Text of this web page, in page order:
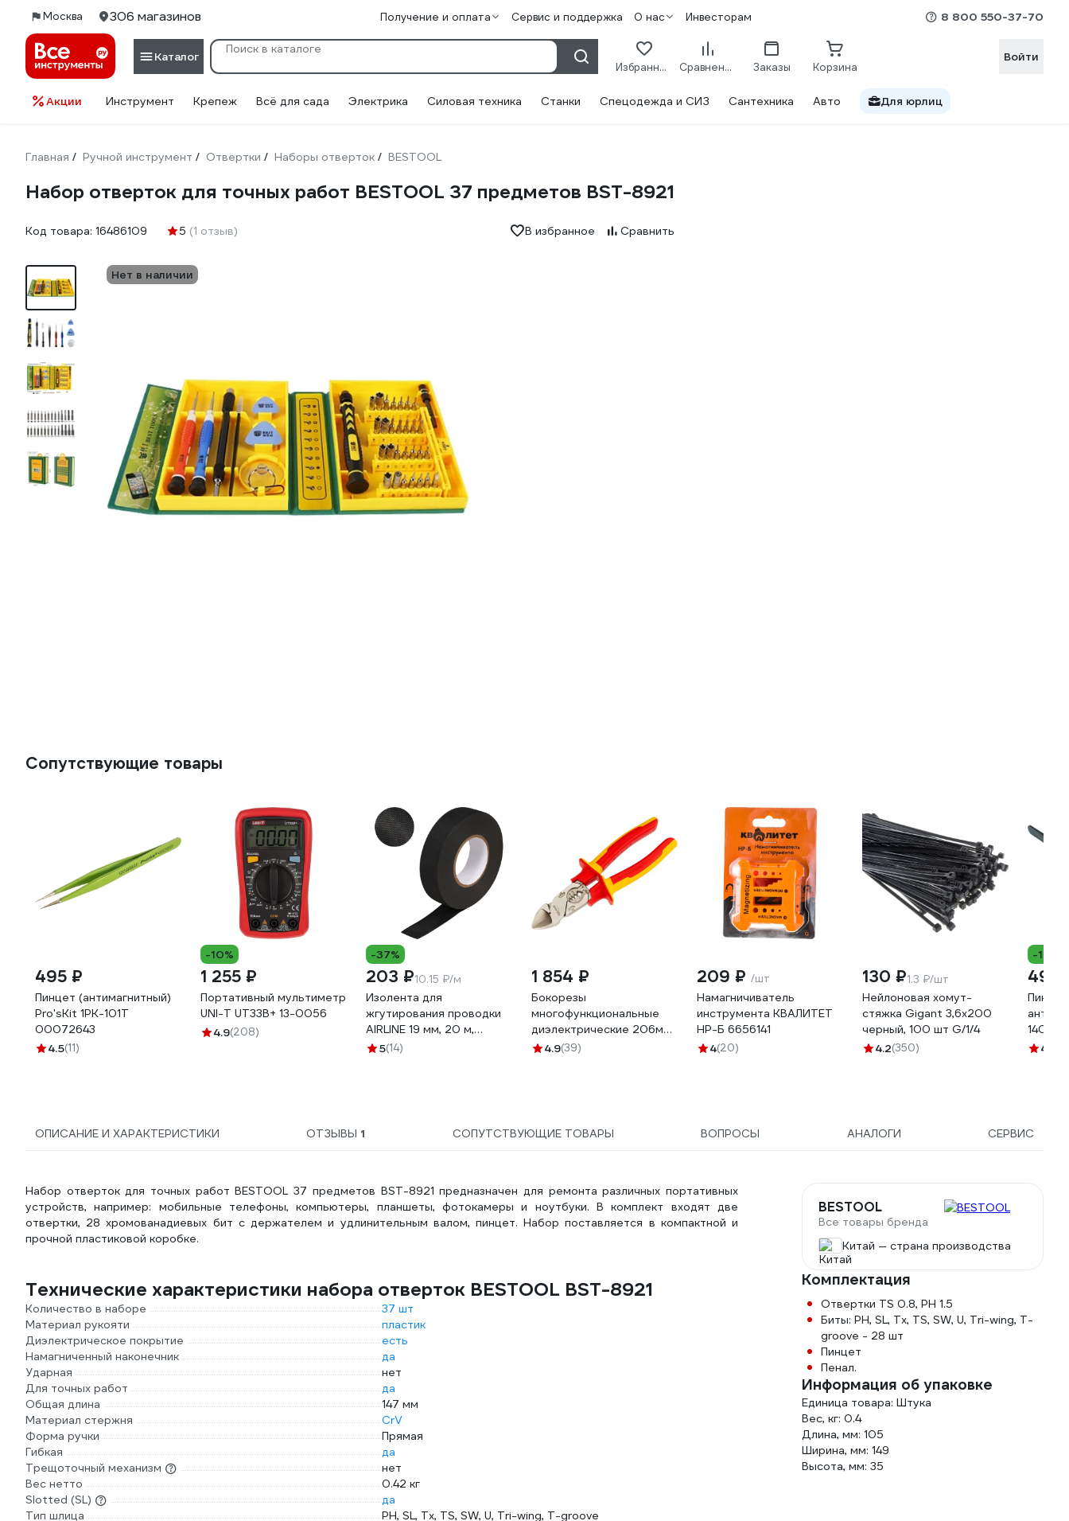
Москва 306 магазинов Получение и оплата Сервис и поддержка О нас Инвесторам 8 800 550-37-70
Каталог
Избранное Сравнение Заказы Корзина
Войти
Акции Инструмент Крепеж Всё для сада Электрика Силовая техника Станки Спецодежда и СИЗ Сантехника Авто Для юрлиц
Главная / Ручной инструмент / Отвертки / Наборы отверток / BESTOOL
Набор отверток для точных работ BESTOOL 37 предметов BST-8921
Код товара: 16486109 5 (1 отзыв) В избранное Сравнить
Нет в наличии
Сопутствующие товары
495 ₽
Пинцет (антимагнитный)
Pro'sKit 1PK-101T
00072643
4.5(11)
-10%
1 255 ₽
Портативный мультиметр
UNI-T UT33B+ 13-0056
4.9(208)
-37%
203 ₽10.15 ₽/м
Изолента для
жгутирования проводки
AIRLINE 19 мм, 20 м,
термостойкая, на основе
5(14)
1 854 ₽
Бокорезы
многофункциональные
диэлектрические 206мм
KRANZ KR-12-4652-3
4.9(39)
209 ₽ /шт
Намагничиватель
инструмента КВАЛИТЕТ
НР-Б 6656141
4(20)
130 ₽1.3 ₽/шт
Нейлоновая хомут-
стяжка Gigant 3,6х200
черный, 100 шт G/1/4
4.2(350)
-10%
495
140мм
092 1
4.9
ОПИСАНИЕ И ХАРАКТЕРИСТИКИ ОТЗЫВЫ 1 СОПУТСТВУЮЩИЕ ТОВАРЫ ВОПРОСЫ АНАЛОГИ СЕРВИС
Набор отверток для точных работ BESTOOL 37 предметов BST-8921 предназначен для ремонта различных портативных
устройств, например: мобильные телефоны, компьютеры, планшеты, фотокамеры и ноутбуки. В комплект входят две
отвертки, 28 хромованадиевых бит с держателем и удлинительным валом, пинцет. Набор поставляется в компактной и
прочной пластиковой коробке.
Технические характеристики набора отверток BESTOOL BST-8921
Количество в наборе
37 шт
Материал рукояти
пластик
Диэлектрическое покрытие
есть
Намагниченный наконечник
да
Ударная
нет
Для точных работ
да
Общая длина
147 мм
Материал стержня
CrV
Форма ручки
Прямая
Гибкая
да
Трещоточный механизм
нет
Вес нетто
0.42 кг
Slotted (SL)
да
Тип шлица
PH, SL, Tx, TS, SW, U, Tri-wing, T-groove
BESTOOL
Все товары бренда
Китай — страна производства
Комплектация
Отвертки TS 0.8, PH 1.5
Биты: PH, SL, Tx, TS, SW, U, Tri-wing, T-
groove - 28 шт
Пинцет
Пенал.
Информация об упаковке
Единица товара: Штука
Вес, кг: 0.4
Длина, мм: 105
Ширина, мм: 149
Высота, мм: 35